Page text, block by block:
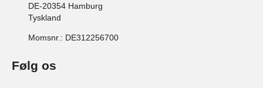
DE-20354 Hamburg
Tyskland
Momsnr.: DE312256700
Følg os